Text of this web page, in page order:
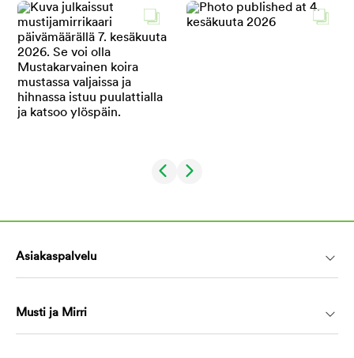
Asiakaspalvelu
Musti ja Mirri